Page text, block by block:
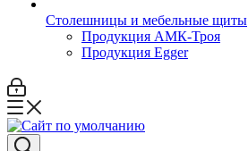
Столешницы и мебельные щиты
Продукция АМК-Троя
Продукция Egger